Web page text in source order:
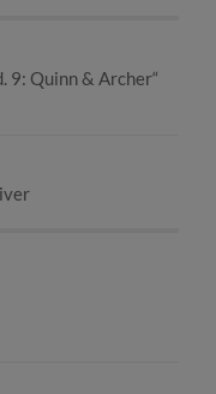
9: Quinn & Archer“